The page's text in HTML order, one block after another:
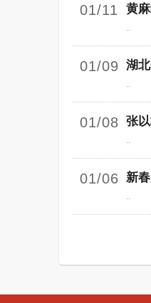
01/11 黄
..
01/09 湖
..
01/08 张
..
01/06 新
..